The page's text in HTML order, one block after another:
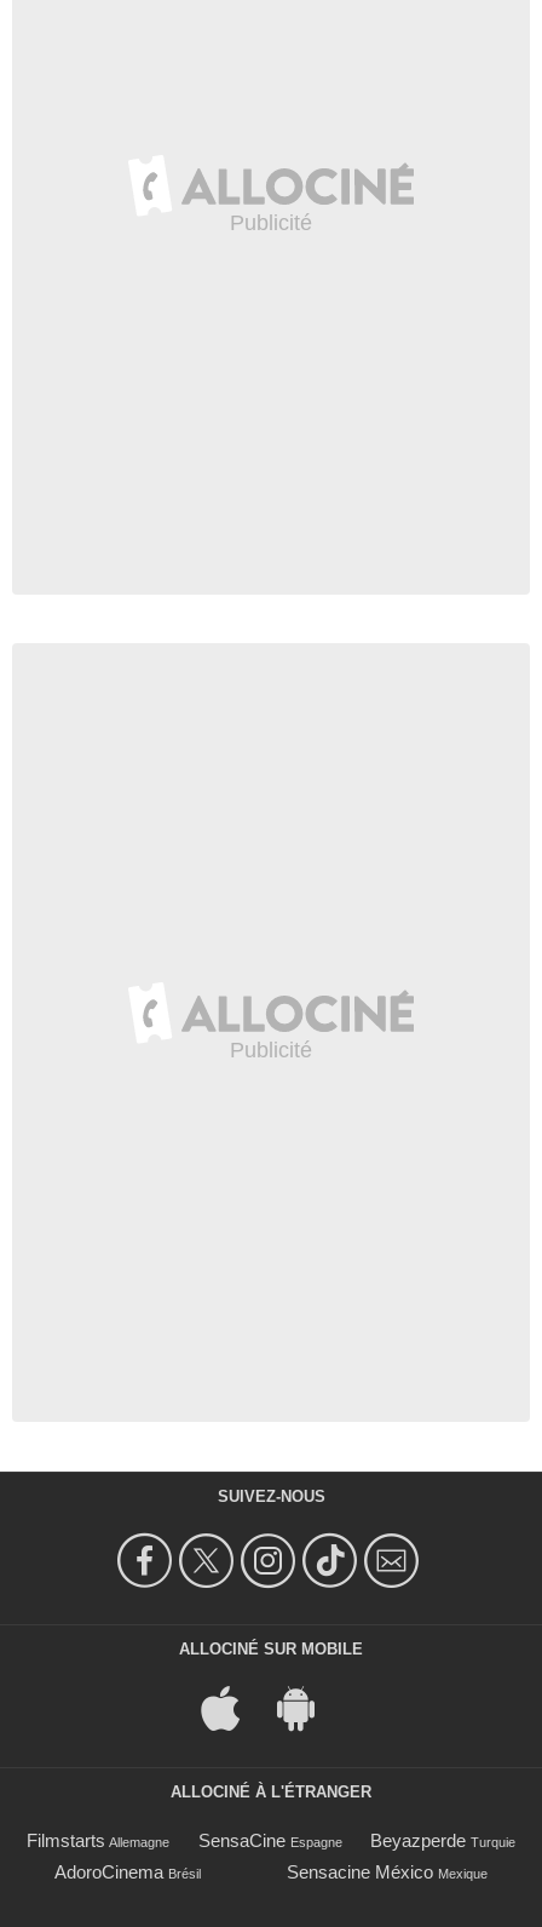
SUIVEZ-NOUS
ALLOCINÉ SUR MOBILE
ALLOCINÉ À L'ÉTRANGER
Filmstarts Allemagne SensaCine Espagne Beyazperde Turquie
AdoroCinema Brésil Sensacine México Mexique